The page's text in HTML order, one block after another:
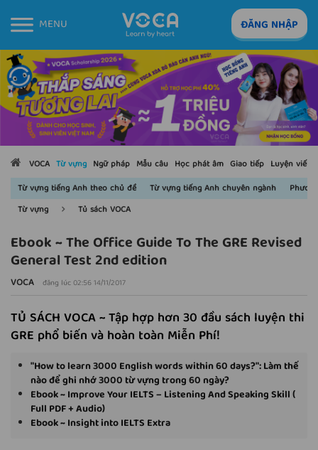
MENU ĐĂNG NHẬP
VOCA Từ vựng Ngữ pháp Mẫu câu Học phát âm Giao tiếp Luyện viết
Từ vựng tiếng Anh theo chủ đề
Từ vựng tiếng Anh chuyên ngành
Từ vựng
Tủ sách VOCA
Ebook ~ The Office Guide To The GRE Revised
General Test 2nd edition
VOCA đăng lúc 02:56 14/11/2017
TỦ SÁCH VOCA ~ Tập hợp hơn 30 đầu sách luyện thi
GRE phổ biến và hoàn toàn Miễn Phí!
"How to learn 3000 English words within 60 days?": Làm thế
nào để ghi nhớ 3000 từ vựng trong 60 ngày?
Ebook ~ Improve Your IELTS – Listening And Speaking Skill (
Full PDF + Audio)
Ebook ~ Insight into IELTS Extra